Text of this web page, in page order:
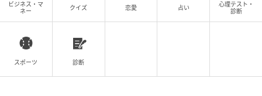
ビジネス・マ
ネー
クイズ 恋愛 占い
心理テスト・
診断
スポーツ 診断